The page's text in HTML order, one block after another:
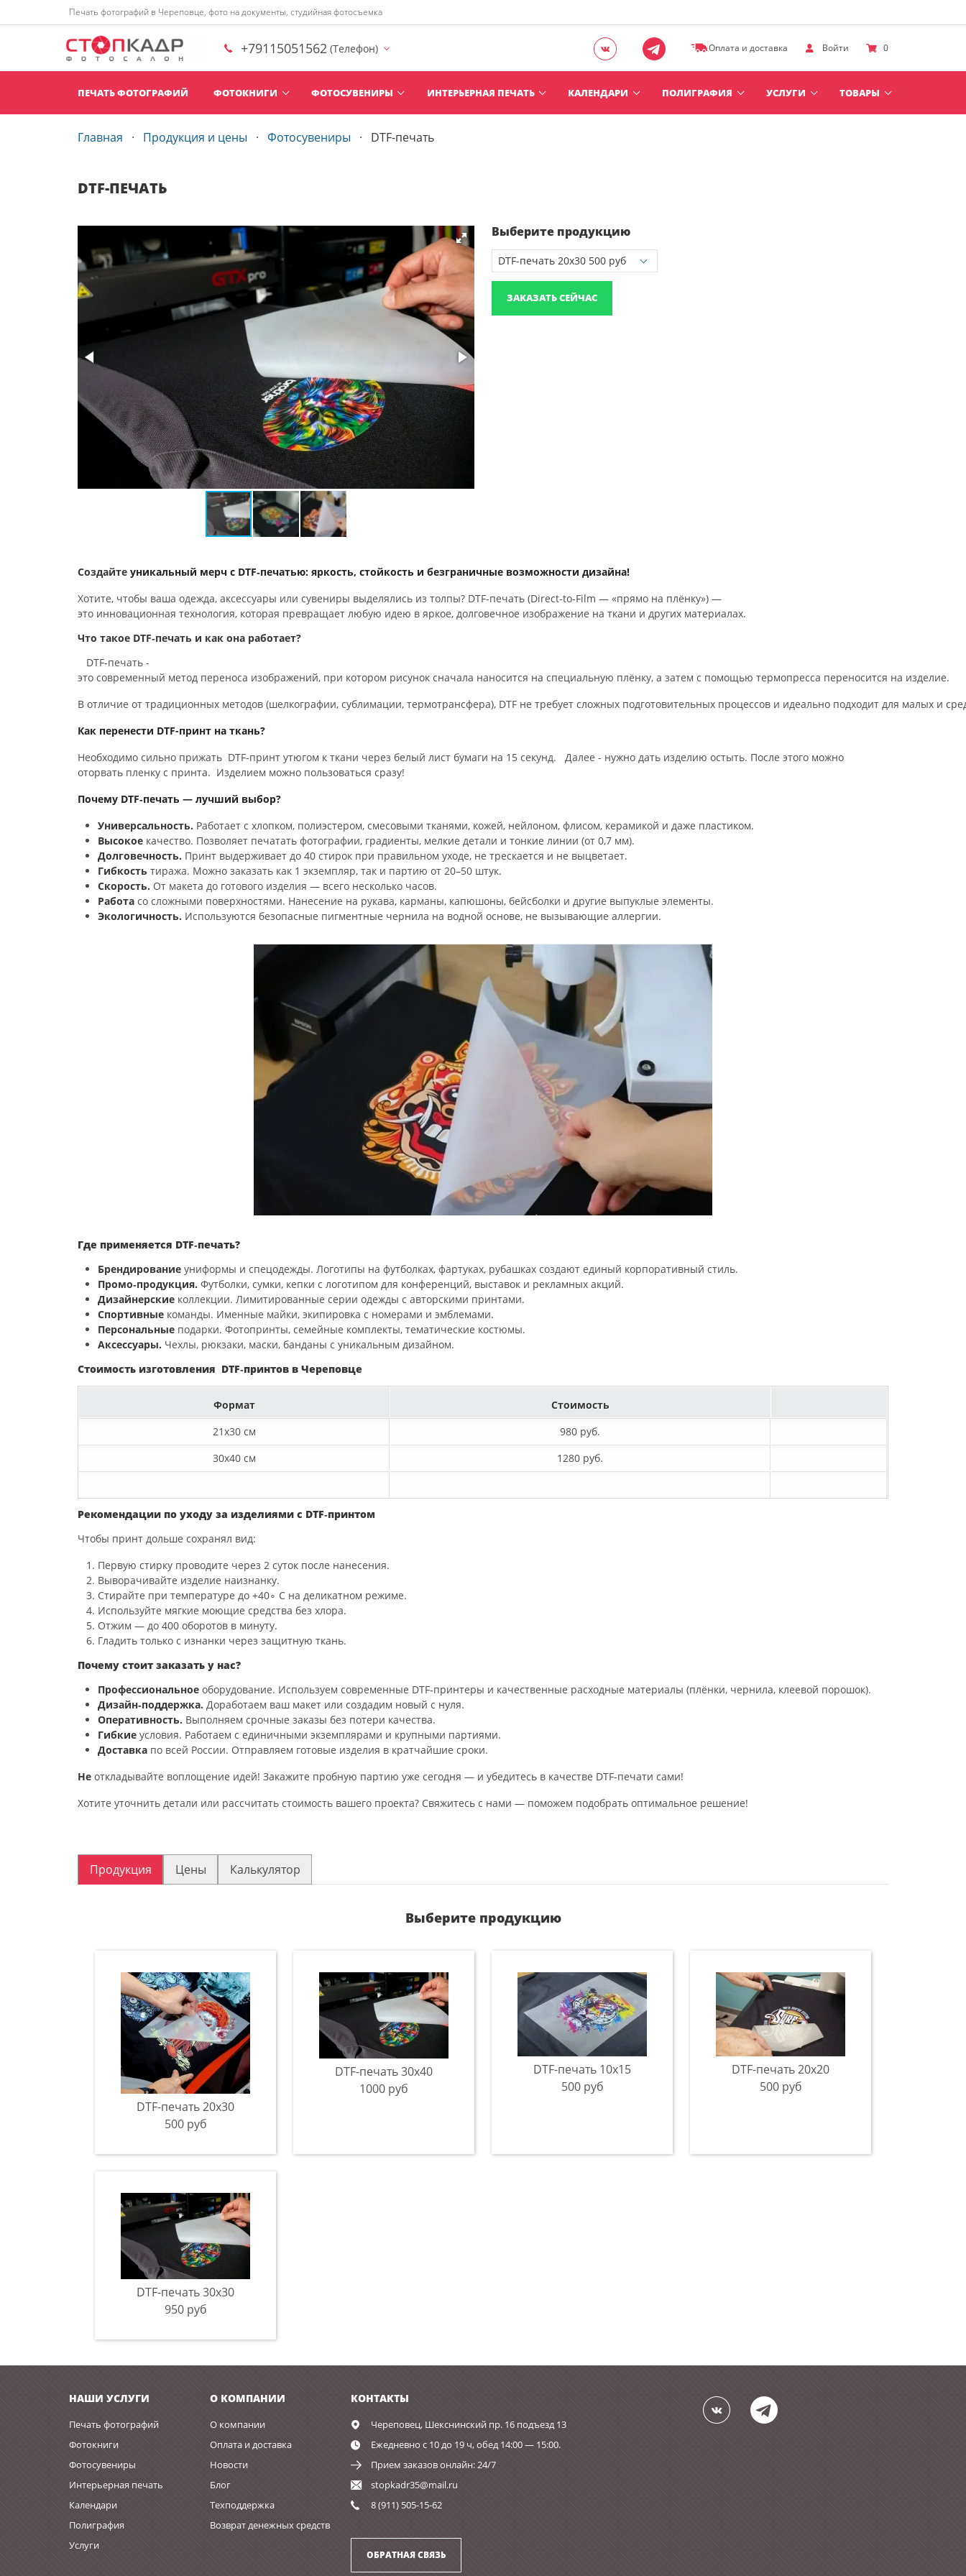
Печать фотографий в Череповце, фото на документы, студийная фотосъемка
+79115051562 (Телефон) Оплата и доставка Войти 0
ПЕЧАТЬ ФОТОГРАФИЙ ФОТОКНИГИ ФОТОСУВЕНИРЫ ИНТЕРЬЕРНАЯ ПЕЧАТЬ КАЛЕНДАРИ ПОЛИГРАФИЯ УСЛУГИ ТОВАРЫ
Главная Продукция и цены Фотосувениры DTF-печать
DTF-ПЕЧАТЬ
Выберите продукцию
ЗАКАЗАТЬ СЕЙЧАС
Создайте уникальный мерч с DTF‑печатью: яркость, стойкость и безграничные возможности дизайна!
Хотите, чтобы ваша одежда, аксессуары или сувениры выделялись из толпы? DTF‑печать (Direct‑to‑Film — «прямо на плёнку») —
это инновационная технология, которая превращает любую идею в яркое, долговечное изображение на ткани и других материалах.
Что такое DTF‑печать и как она работает?
DTF‑печать -
это современный метод переноса изображений, при котором рисунок сначала наносится на специальную плёнку, а затем с помощью термопресса переносится на изделие.
В отличие от традиционных методов (шелкографии, сублимации, термотрансфера), DTF не требует сложных подготовительных процессов и идеально подходит для малых и
Как перенести DTF-принт на ткань?
Необходимо сильно прижать DTF‑принт утюгом к ткани через белый лист бумаги на 15 секунд. Далее - нужно дать изделию остыть. После этого можно
оторвать пленку с принта. Изделием можно пользоваться сразу!
Почему DTF‑печать — лучший выбор?
Универсальность. Работает с хлопком, полиэстером, смесовыми тканями, кожей, нейлоном, флисом, керамикой и даже пластиком.
Высокое качество. Позволяет печатать фотографии, градиенты, мелкие детали и тонкие линии (от 0,7 мм).
Долговечность. Принт выдерживает до 40 стирок при правильном уходе, не трескается и не выцветает.
Гибкость тиража. Можно заказать как 1 экземпляр, так и партию от 20–50 штук.
Скорость. От макета до готового изделия — всего несколько часов.
Работа со сложными поверхностями. Нанесение на рукава, карманы, капюшоны, бейсболки и другие выпуклые элементы.
Экологичность. Используются безопасные пигментные чернила на водной основе, не вызывающие аллергии.
Где применяется DTF‑печать?
Брендирование униформы и спецодежды. Логотипы на футболках, фартуках, рубашках создают единый корпоративный стиль.
Промо‑продукция. Футболки, сумки, кепки с логотипом для конференций, выставок и рекламных акций.
Дизайнерские коллекции. Лимитированные серии одежды с авторскими принтами.
Спортивные команды. Именные майки, экипировка с номерами и эмблемами.
Персональные подарки. Фотопринты, семейные комплекты, тематические костюмы.
Аксессуары. Чехлы, рюкзаки, маски, банданы с уникальным дизайном.
Стоимость изготовления DTF‑принтов в Череповце
Формат
Стоимость
21х30 см
980 руб.
30х40 см
1280 руб.
Рекомендации по уходу за изделиями с DTF‑принтом
Чтобы принт дольше сохранял вид:
Первую стирку проводите через 2 суток после нанесения.
Выворачивайте изделие наизнанку.
Стирайте при температуре до +40∘ С на деликатном режиме.
Используйте мягкие моющие средства без хлора.
Отжим — до 400 оборотов в минуту.
Гладить только с изнанки через защитную ткань.
Почему стоит заказать у нас?
Профессиональное оборудование. Используем современные DTF‑принтеры и качественные расходные материалы (плёнки, чернила, клеевой порошок).
Дизайн‑поддержка. Доработаем ваш макет или создадим новый с нуля.
Оперативность. Выполняем срочные заказы без потери качества.
Гибкие условия. Работаем с единичными экземплярами и крупными партиями.
Доставка по всей России. Отправляем готовые изделия в кратчайшие сроки.
Не откладывайте воплощение идей! Закажите пробную партию уже сегодня — и убедитесь в качестве DTF‑печати сами!
Хотите уточнить детали или рассчитать стоимость вашего проекта? Свяжитесь с нами — поможем подобрать оптимальное решение!
Продукция Цены Калькулятор
Выберите продукцию
DTF-печать 20x30
500 руб
DTF-печать 30x40
1000 руб
DTF-печать 10x15
500 руб
DTF-печать 20x20
500 руб
DTF-печать 30x30
950 руб
НАШИ УСЛУГИ
Печать фотографий
Фотокниги
Фотосувениры
Интерьерная печать
Календари
Полиграфия
Услуги
О КОМПАНИИ
О компании
Оплата и доставка
Новости
Блог
Техподдержка
Возврат денежных средств
КОНТАКТЫ
Череповец, Шекснинский пр. 16 подъезд 13
Ежедневно с 10 до 19 ч, обед 14:00 — 15:00.
Прием заказов онлайн: 24/7
stopkadr35@mail.ru
8 (911) 505-15-62
ОБРАТНАЯ СВЯЗЬ